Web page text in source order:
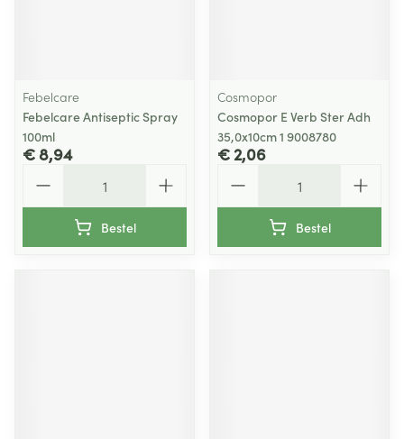
Febelcare
Febelcare Antiseptic Spray
100ml
€ 8,94
Bestel
Cosmopor
Cosmopor E Verb Ster Adh
35,0x10cm 1 9008780
€ 2,06
Bestel